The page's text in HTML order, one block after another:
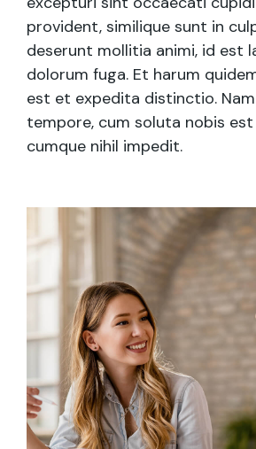
provident, similique sunt in
deserunt mollitia animi, id est
dolorum fuga. Et harum
est et expedita distinctio.
tempore, cum soluta nobis
cumque nihil impedit.